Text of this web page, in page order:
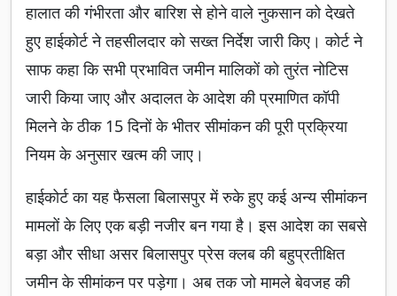
हालात की गंभीरता और बारिश से होने वाले नुकसान को देखते
हुए हाईकोर्ट ने तहसीलदार को सख्त निर्देश जारी किए। कोर्ट ने
साफ कहा कि सभी प्रभावित जमीन मालिकों को तुरंत नोटिस
जारी किया जाए और अदालत के आदेश की प्रमाणित कॉपी
मिलने के ठीक 15 दिनों के भीतर सीमांकन की पूरी प्रक्रिया
नियम के अनुसार खत्म की जाए।
हाईकोर्ट का यह फैसला बिलासपुर में रुके हुए कई अन्य सीमांकन
मामलों के लिए एक बड़ी नजीर बन गया है। इस आदेश का सबसे
बड़ा और सीधा असर बिलासपुर प्रेस क्लब की बहुप्रतीक्षित
जमीन के सीमांकन पर पड़ेगा। अब तक जो मामले बेवजह की